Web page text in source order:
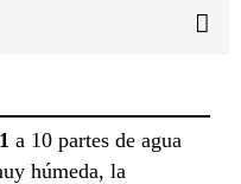
a 10 partes de agua
húmeda, la